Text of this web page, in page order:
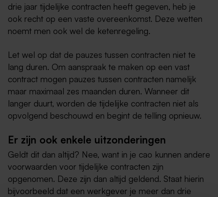
drie jaar tijdelijke contracten heeft gegeven, heb je
ook recht op een vaste overeenkomst. Deze wetten
noemt men ook wel de ketenregeling.
Let wel op dat de pauzes tussen contracten niet te
lang duren. Om aanspraak te maken op een vast
contract mogen pauzes tussen contracten namelijk
maar maximaal zes maanden duren. Wanneer dit
langer duurt, worden de tijdelijke contracten niet als
opvolgend beschouwd en begint de telling opnieuw.
Er zijn ook enkele uitzonderingen
Geldt dit dan altijd? Nee, want in je cao kunnen andere
voorwaarden voor tijdelijke contracten zijn
opgenomen. Deze zijn dan altijd geldend. Staat hierin
bijvoorbeeld dat een werkgever je meer dan drie